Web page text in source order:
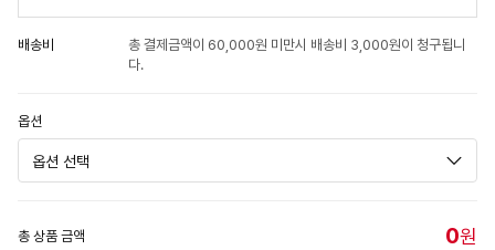
배송비
총 결제금액이 60,000원 미만시 배송비 3,000원이 청구됩니
다.
옵션
총 상품 금액 0원